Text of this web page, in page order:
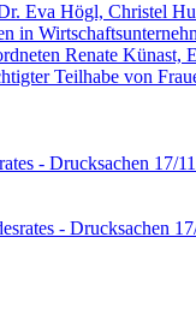
Eva Högl, Christel
in
Renate
Teilhabe von
- Drucksachen
- Drucksachen